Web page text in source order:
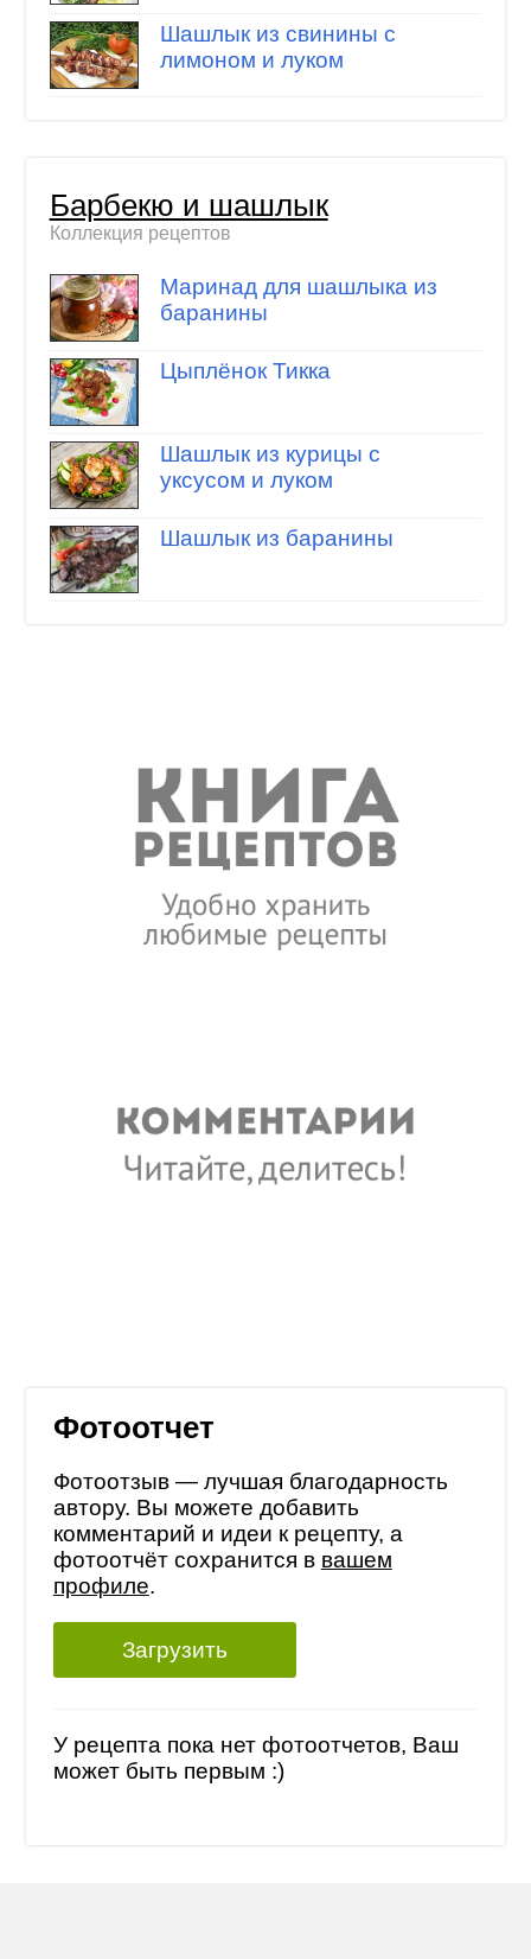
Шашлык из свинины с
лимоном и луком
Барбекю и шашлык
Коллекция рецептов
Маринад для шашлыка из
баранины
Цыплёнок Тикка
Шашлык из курицы с
уксусом и луком
Шашлык из баранины
Фотоотчет
Фотоотзыв — лучшая благодарность
автору. Вы можете добавить
комментарий и идеи к рецепту, а
фотоотчёт сохранится в вашем
профиле.
Загрузить
У рецепта пока нет фотоотчетов, Ваш
может быть первым :)